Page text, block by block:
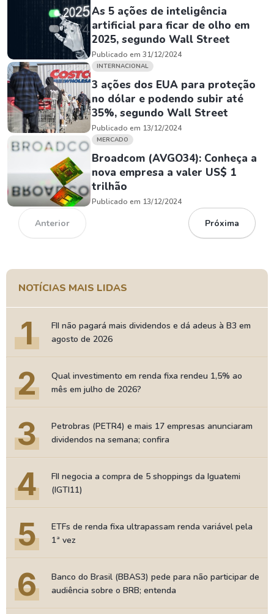
As 5 ações de inteligência
artificial para ficar de olho em
2025, segundo Wall Street
Publicado em 31/12/2024
INTERNACIONAL
3 ações dos EUA para proteção
no dólar e podendo subir até
35%, segundo Wall Street
Publicado em 13/12/2024
MERCADO
Broadcom (AVGO34): Conheça a
nova empresa a valer US$ 1
trilhão
Publicado em 13/12/2024
Anterior Próxima
NOTÍCIAS MAIS LIDAS
1
FII não pagará mais dividendos e dá adeus à B3 em
agosto de 2026
2
Qual investimento em renda fixa rendeu 1,5% ao
mês em julho de 2026?
3
Petrobras (PETR4) e mais 17 empresas anunciaram
dividendos na semana; confira
4
FII negocia a compra de 5 shoppings da Iguatemi
(IGTI11)
5
ETFs de renda fixa ultrapassam renda variável pela
1ª vez
6
Banco do Brasil (BBAS3) pede para não participar de
audiência sobre o BRB; entenda